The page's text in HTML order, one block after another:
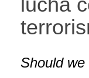
Should